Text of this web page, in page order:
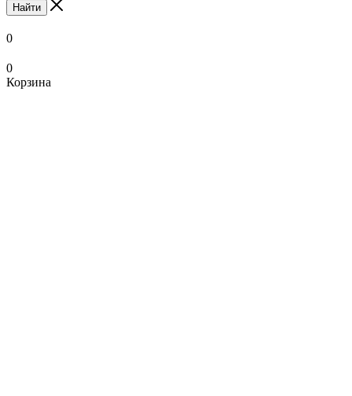
Найти
0
0
Корзина